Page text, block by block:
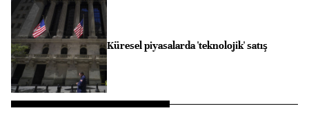
Küresel piyasalarda 'teknolojik' satış